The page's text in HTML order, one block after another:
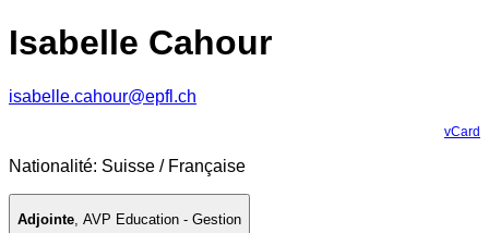
Isabelle Cahour
isabelle.cahour@epfl.ch
vCard
Nationalité: Suisse / Française
Adjointe, AVP Education - Gestion